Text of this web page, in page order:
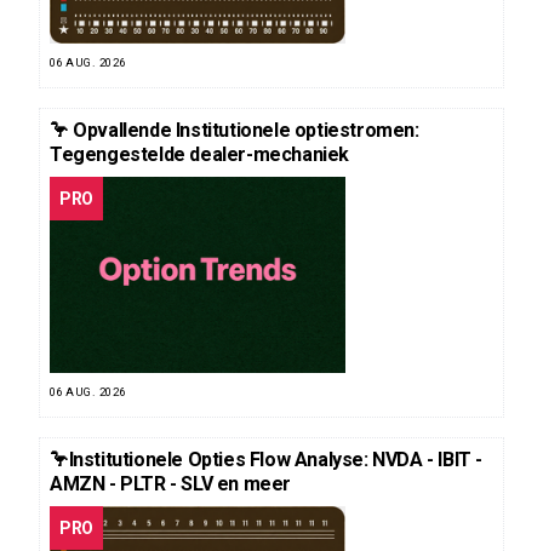
06 AUG. 2026
🦩 Opvallende Institutionele optiestromen:
Tegengestelde dealer-mechaniek
PRO
06 AUG. 2026
🦩Institutionele Opties Flow Analyse: NVDA - IBIT -
AMZN - PLTR - SLV en meer
PRO